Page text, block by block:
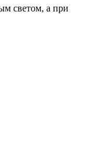
светом, а при